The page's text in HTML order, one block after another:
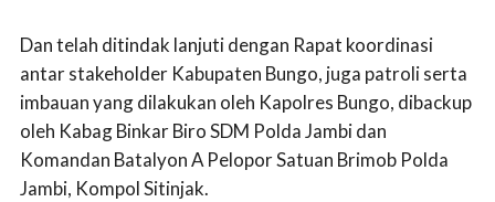
Dan telah ditindak lanjuti dengan Rapat koordinasi
antar stakeholder Kabupaten Bungo, juga patroli serta
imbauan yang dilakukan oleh Kapolres Bungo, dibackup
oleh Kabag Binkar Biro SDM Polda Jambi dan
Komandan Batalyon A Pelopor Satuan Brimob Polda
Jambi, Kompol Sitinjak.